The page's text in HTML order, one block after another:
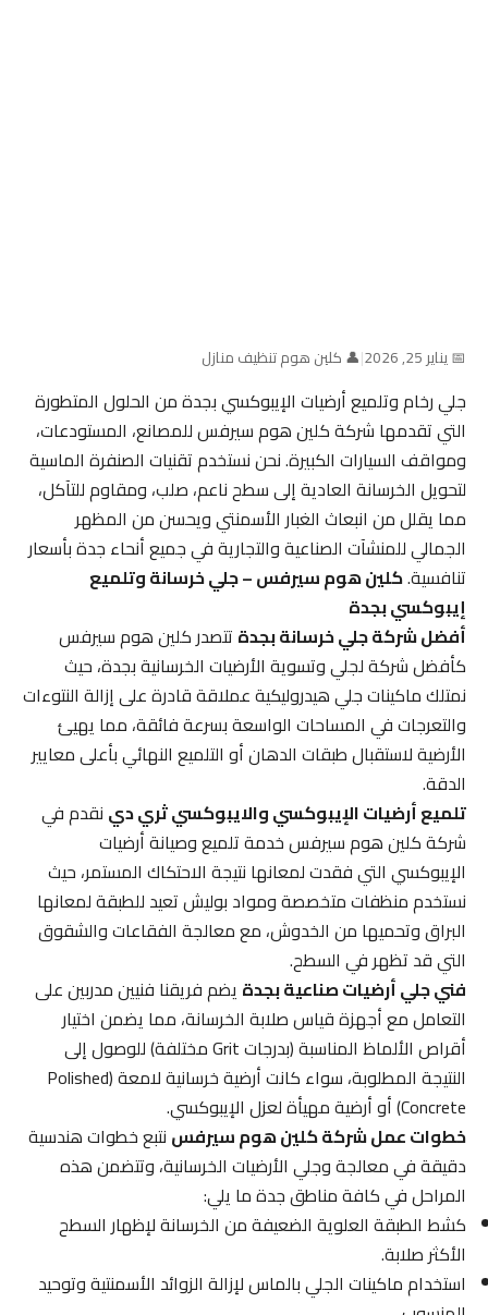
📅 يناير 25, 2026 |👤 كلين هوم تنظيف منازل
جلي رخام وتلميع أرضيات الإيبوكسي بجدة من الحلول المتطورة
التي تقدمها شركة كلين هوم سيرفس للمصانع، المستودعات،
ومواقف السيارات الكبيرة. نحن نستخدم تقنيات الصنفرة الماسية
لتحويل الخرسانة العادية إلى سطح ناعم، صلب، ومقاوم للتآكل،
مما يقلل من انبعاث الغبار الأسمنتي ويحسن من المظهر
الجمالي للمنشآت الصناعية والتجارية في جميع أنحاء جدة بأسعار
تنافسية.كلين هوم سيرفس – جلي خرسانة وتلميع
إيبوكسي بجدة
أفضل شركة جلي خرسانة بجدةتتصدر كلين هوم سيرفس
كأفضل شركة لجلي وتسوية الأرضيات الخرسانية بجدة، حيث
نمتلك ماكينات جلي هيدروليكية عملاقة قادرة على إزالة النتوءات
والتعرجات في المساحات الواسعة بسرعة فائقة، مما يهيئ
الأرضية لاستقبال طبقات الدهان أو التلميع النهائي بأعلى معايير
الدقة.
تلميع أرضيات الإيبوكسي والايبوكسي ثري دينقدم في
شركة كلين هوم سيرفس خدمة تلميع وصيانة أرضيات
الإيبوكسي التي فقدت لمعانها نتيجة الاحتكاك المستمر، حيث
نستخدم منظفات متخصصة ومواد بوليش تعيد للطبقة لمعانها
البراق وتحميها من الخدوش، مع معالجة الفقاعات والشقوق
التي قد تظهر في السطح.
فني جلي أرضيات صناعية بجدةيضم فريقنا فنيين مدربين على
التعامل مع أجهزة قياس صلابة الخرسانة، مما يضمن اختيار
أقراص الألماظ المناسبة (بدرجات Grit مختلفة) للوصول إلى
النتيجة المطلوبة، سواء كانت أرضية خرسانية لامعة (Polished
Concrete) أو أرضية مهيأة لعزل الإيبوكسي.
خطوات عمل شركة كلين هوم سيرفسنتبع خطوات هندسية
دقيقة في معالجة وجلي الأرضيات الخرسانية، وتتضمن هذه
المراحل في كافة مناطق جدة ما يلي:
كشط الطبقة العلوية الضعيفة من الخرسانة لإظهار السطح
الأكثر صلابة.
استخدام ماكينات الجلي بالماس لإزالة الزوائد الأسمنتية وتوحيد